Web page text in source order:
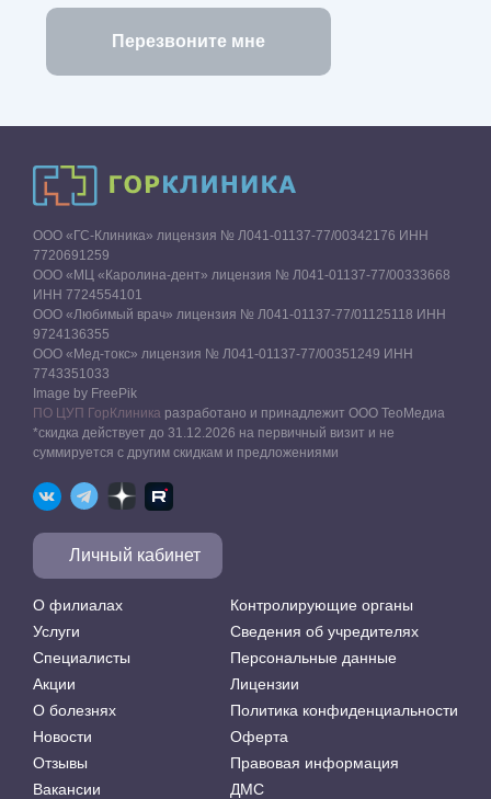
ООО «ГС-Клиника» лицензия № Л041-01137-77/00342176 ИНН
7720691259
ООО «МЦ «Каролина-дент» лицензия № Л041-01137-77/00333668
ИНН 7724554101
ООО «Любимый врач» лицензия № Л041-01137-77/01125118 ИНН
9724136355
ООО «Мед-токс» лицензия № Л041-01137-77/00351249 ИНН
7743351033
Image by FreePik
ПО ЦУП ГорКлиника разработано и принадлежит ООО ТеоМедиа
*скидка действует до 31.12.2026 на первичный визит и не
суммируется с другим скидкам и предложениями
О филиалах
Услуги
Специалисты
Акции
О болезнях
Новости
Отзывы
Вакансии
Контролирующие органы
Сведения об учредителях
Персональные данные
Лицензии
Политика конфиденциальности
Оферта
Правовая информация
ДМС
Личный кабинет